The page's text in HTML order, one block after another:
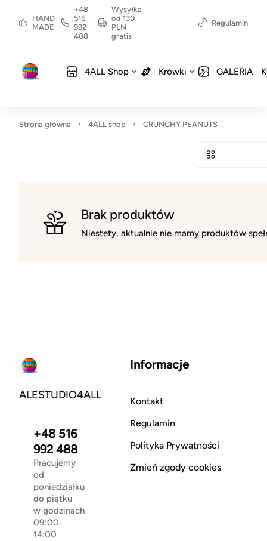
HAND
MADE
+48
516
992
488
Wysyłka
od 130
PLN
gratis
Regulamin
4ALL Shop Krówki GALERIA
Strona główna 4ALL shop CRUNCHY PEANUTS
Brak produktów
Niestety, aktualnie nie mamy produktów
ALESTUDIO4ALL
+48 516
992 488
Pracujemy
od
poniedziałku
do piątku
w godzinach
09:00-
14:00
Informacje
Kontakt
Regulamin
Polityka Prywatności
Zmień zgody cookies